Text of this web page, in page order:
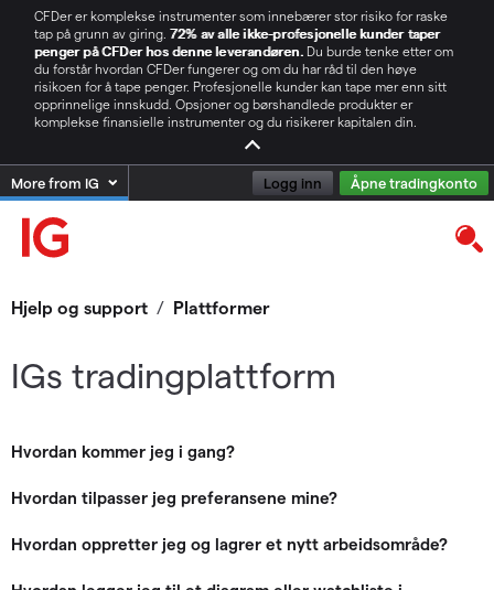
CFDer er komplekse instrumenter som innebærer stor risiko for raske
tap på grunn av giring. 72% av alle ikke-profesjonelle kunder taper
penger på CFDer hos denne leverandøren.Du burde tenke etter om
du forstår hvordan CFDer fungerer og om du har råd til den høye
risikoen for å tape penger. Profesjonelle kunder kan tape mer enn sitt
opprinnelige innskudd. Opsjoner og børshandlede produkter er
komplekse finansielle instrumenter og du risikerer kapitalen din.
More from IG Logg inn Åpne tradingkonto
Hjelp og support / Plattformer
IGs tradingplattform
Hvordan kommer jeg i gang?
Hvordan tilpasser jeg preferansene mine?
Hvordan oppretter jeg og lagrer et nytt arbeidsområde?